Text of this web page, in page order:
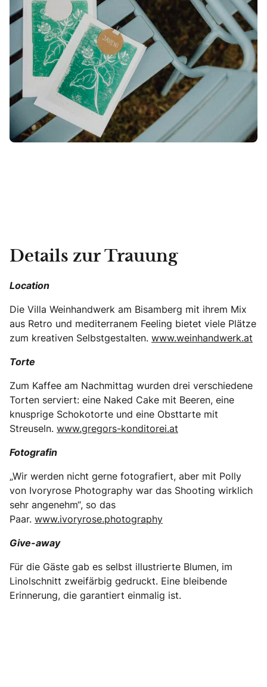
Details zur Trauung
Location
Die Villa Weinhandwerk am Bisamberg mit ihrem Mix
aus Retro und mediterranem Feeling bietet viele Plätze
zum kreativen Selbstgestalten. www.weinhandwerk.at
Torte
Zum Kaffee am Nachmittag wurden drei verschiedene
Torten serviert: eine Naked Cake mit Beeren, eine
knusprige Schokotorte und eine Obsttarte mit
Streuseln. www.gregors-konditorei.at
Fotografin
„Wir werden nicht gerne fotografiert, aber mit Polly
von Ivoryrose Photography war das Shooting wirklich
sehr angenehm“, so das
Paar. www.ivoryrose.photography
Give-away
Für die Gäste gab es selbst illustrierte Blumen, im
Linolschnitt zweifärbig gedruckt. Eine bleibende
Erinnerung, die garantiert einmalig ist.